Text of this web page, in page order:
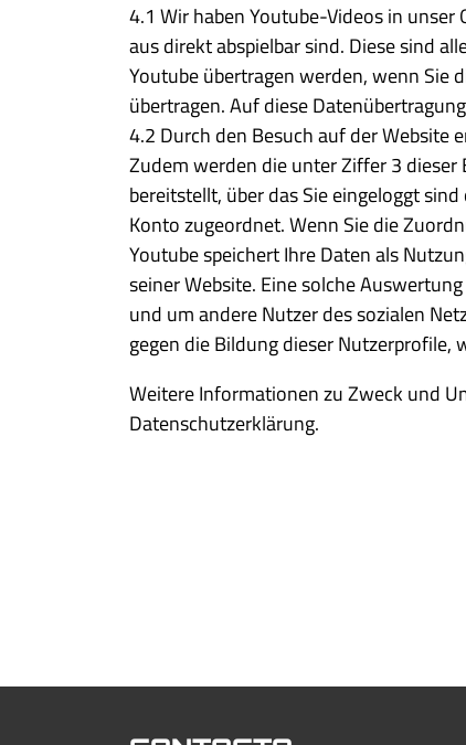
4.1 Wir haben Youtube-Videos in
aus direkt abspielbar sind. Diese sind
Youtube übertragen werden, wenn Sie
übertragen. Auf diese
4.2 Durch den Besuch auf der Website
Zudem werden die unter Ziffer 3
bereitstellt, über das Sie eingeloggt
Konto zugeordnet. Wenn Sie die
Youtube speichert Ihre Daten als
seiner Website. Eine solche
und um andere Nutzer des sozialen
gegen die Bildung dieser Nutzerprofile,
Weitere Informationen zu Zweck und
Datenschutzerklärung.